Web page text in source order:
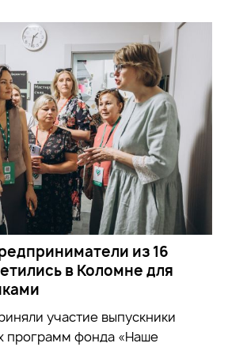
из 16
в Коломне для
участие выпускники
программ фонда «Наше